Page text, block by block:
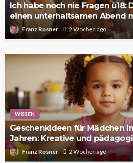
Ich habe noch nie Fragen ü18:
einen unterhaltsamen Abend
Franz Rosner 2 Wochen ago
WISSEN
Geschenkideen für Mädchen
Jahren: Kreative und
Franz Rosner 2 Wochen ago